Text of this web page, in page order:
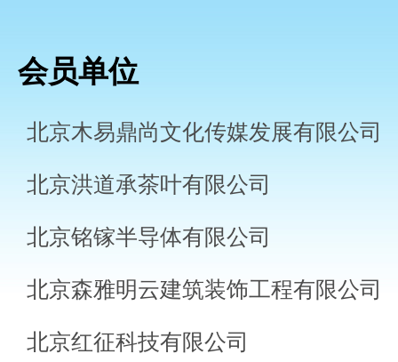
会员单位
北京木易鼎尚文化传媒发展有限公司
北京洪道承茶叶有限公司
北京铭镓半导体有限公司
北京森雅明云建筑装饰工程有限公司
北京红征科技有限公司